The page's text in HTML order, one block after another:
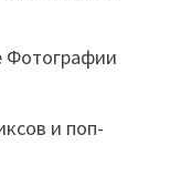
Фотографии
и поп-